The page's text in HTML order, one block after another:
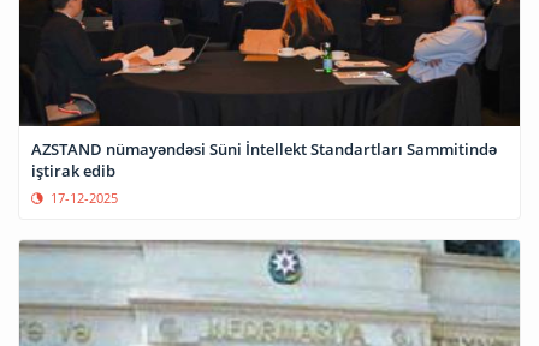
AZSTAND nümayəndəsi Süni İntellekt Standartları Sammitində
iştirak edib
17-12-2025